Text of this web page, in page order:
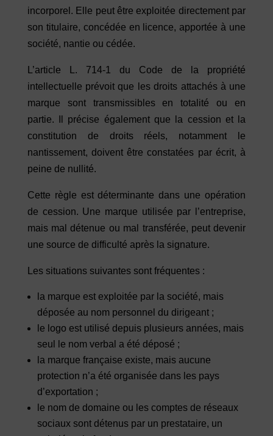
incorporel. Elle peut être exploitée directement par
son titulaire, concédée en licence, apportée à une
société, nantie ou cédée.
L’article L. 714-1 du Code de la propriété
intellectuelle prévoit que les droits attachés à une
marque sont transmissibles en totalité ou en
partie. Il précise également que la cession et la
constitution de droits réels, notamment le
nantissement, doivent être constatées par écrit, à
peine de nullité.
Cette règle est déterminante dans une opération
de cession. Une marque utilisée par l’entreprise,
mais mal détenue ou mal transférée, peut devenir
une source de difficulté après la signature.
Les situations suivantes sont fréquentes :
la marque est exploitée par la société, mais
déposée au nom personnel du dirigeant ;
le logo est utilisé depuis plusieurs années, mais
seul le nom verbal a été déposé ;
la marque française existe, mais aucune
protection n’a été organisée dans les pays
d’exportation ;
le nom de domaine ou les comptes de réseaux
sociaux sont détenus par un prestataire, un